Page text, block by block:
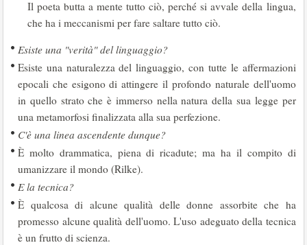
Il poeta butta a mente tutto ciò, perché si avvale della lingua,
che ha i meccanismi per fare saltare tutto ciò.
Esiste una "verità" del linguaggio?
Esiste una naturalezza del linguaggio, con tutte le affermazioni
epocali che esigono di attingere il profondo naturale dell'uomo
in quello strato che è immerso nella natura della sua legge per
una metamorfosi finalizzata alla sua perfezione.
C'è una linea ascendente dunque?
È molto drammatica, piena di ricadute; ma ha il compito di
umanizzare il mondo (Rilke).
E la tecnica?
È qualcosa di alcune qualità delle donne assorbite che ha
promesso alcune qualità dell'uomo. L'uso adeguato della tecnica
è un frutto di scienza.